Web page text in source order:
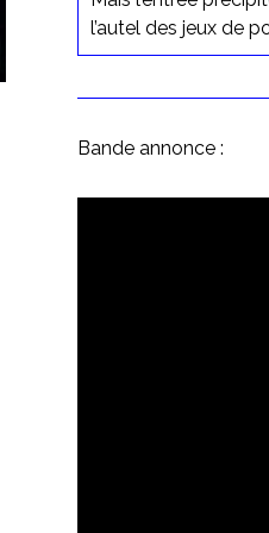
l’autel des jeux de
Bande annonce :